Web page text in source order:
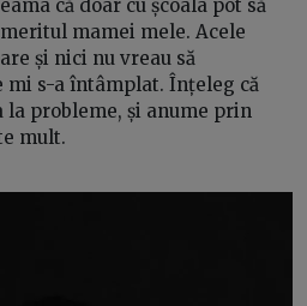
că doar cu școala pot să
mamei mele. Acele
și nici nu vreau să
s-a întâmplat. Înțeleg că
probleme, și anume prin
mult.